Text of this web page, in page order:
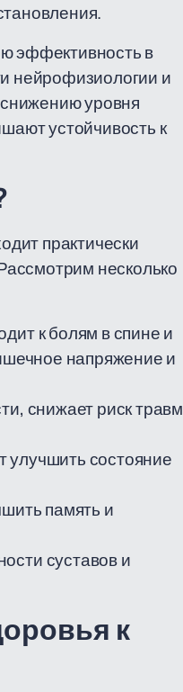
эффективность в
нейрофизиологии и
уровня
устойчивость к
практически
несколько
к болям в спине и
напряжение и
снижает риск травм
улучшить состояние
память и
суставов и
к